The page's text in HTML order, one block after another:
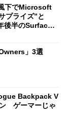
下でMicrosoft
プライズ”と
後半のSurface
」3選
Backpack V
ゲーマーじゃ